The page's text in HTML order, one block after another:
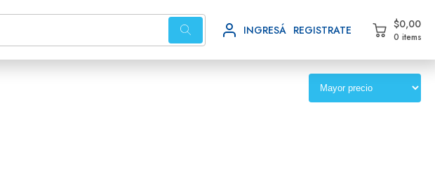
INGRESÁ REGISTRATE $0,00
0 items